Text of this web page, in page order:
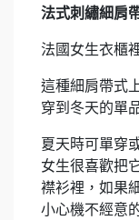
法式刺繡細肩
法國女生衣櫃
這種細肩帶式
穿到冬天的單
夏天時可單穿
女生很喜歡把
襟衫裡，如果
小心機不經意